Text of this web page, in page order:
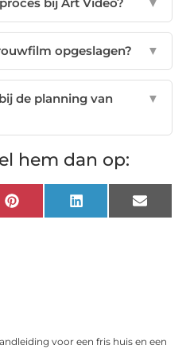
opgeslagen? ▼
de planning van
▼
hem dan op:
Pinterest LinkedIn Email
voor een fris huis en een